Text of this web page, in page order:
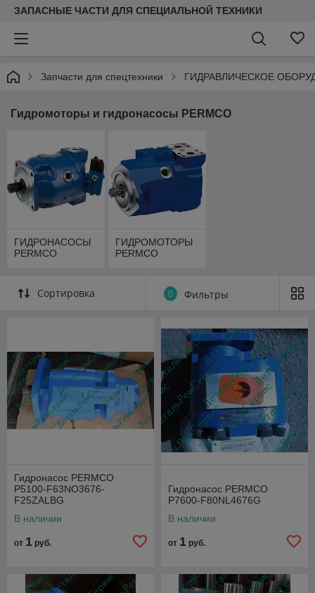
ЗАПАСНЫЕ ЧАСТИ ДЛЯ СПЕЦИАЛЬНОЙ ТЕХНИКИ
Запчасти для спецтехники ГИДРАВЛИЧЕСКОЕ
Гидромоторы и гидронасосы PERMCO
ГИДРОНАСОСЫ
PERMCO
ГИДРОМОТОРЫ
PERMCO
Сортировка 0 Фильтры
Гидронасос PERMCO
P5100-F63NO3676-
F25ZALBG
В наличии
от 1 руб.
Гидронасос PERMCO
P7600-F80NL4676G
В наличии
от 1 руб.